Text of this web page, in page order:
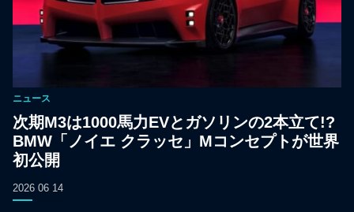
ニュース
次期M3は1000馬力EVとガソリンの2本立て!?
BMW「ノイエ クラッセ」Mコンセプトが世界
初公開
2026 06 14